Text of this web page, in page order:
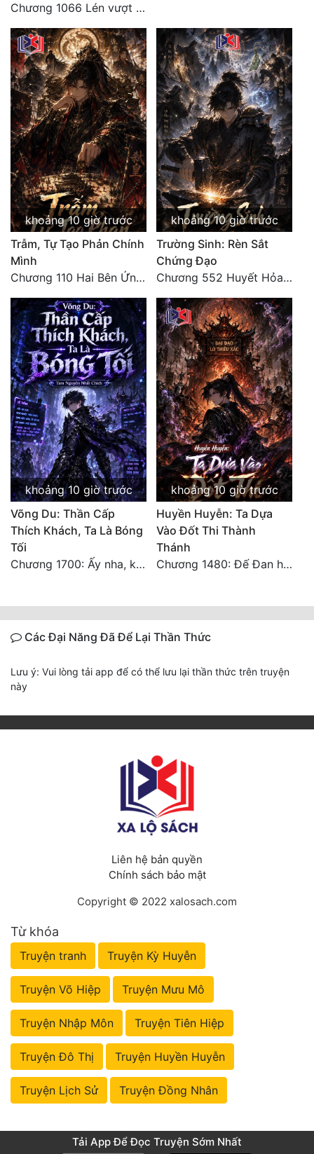
Cẩu Đạo Trường Sinh
Ngự Thú
Truyện Nam
Truyện Nữ
Vô Địch Lưu
Xây Dựng Thế Lực
Đam Mỹ
Đẹp
Đẹp Hiệp
Tính Cách Nhân Vật :
Cơ Trí
Sát Phạt Quyết Đoán
Vô Sỉ
Điềm Đạm
Chương 1066 Lén vượt Nam Bì, đánh thẳng Nghiệp Thành (2/2)
khoảng 10 giờ trước
Trẫm, Tự Tạo Phản Chính
Mình
Chương 110 Hai Bên Ứng Phó
khoảng 10 giờ trước
Trường Sinh: Rèn Sắt
Chứng Đạo
Chương 552 Huyết Hỏa Độn Hư, nhân quả chưa dứt
khoảng 10 giờ trước
Võng Du: Thần Cấp
Thích Khách, Ta Là Bóng
Tối
Chương 1700: Ấy nha, không có chuyện gì!
khoảng 10 giờ trước
Huyền Huyễn: Ta Dựa
Vào Đốt Thi Thành
Thánh
Chương 1480: Đế Đan hiện
Các Đại Năng Đã Để Lại Thần Thức
Lưu ý: Vui lòng tải app để có thể lưu lại thần thức trên truyện
này
Liên hệ bản quyền
Chính sách bảo mật
Copyright © 2022 xalosach.com
Từ khóa
Truyện tranh Truyện Kỳ Huyễn
Truyện Võ Hiệp Truyện Mưu Mô
Truyện Nhập Môn Truyện Tiên Hiệp
Truyện Đô Thị Truyện Huyền Huyễn
Truyện Lịch Sử Truyện Đồng Nhân
Tải App Để Đọc Truyện Sớm Nhất